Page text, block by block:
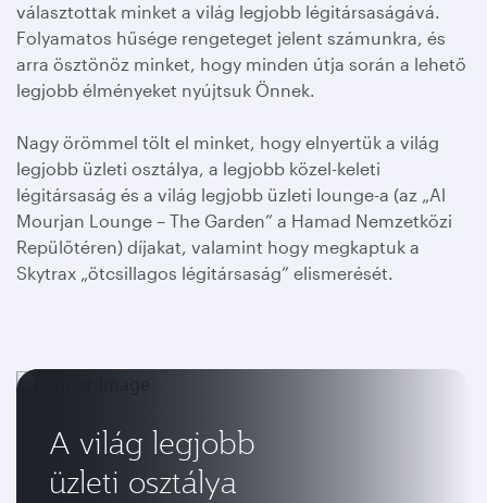
választottak minket a világ legjobb légitársaságává.
Folyamatos hűsége rengeteget jelent számunkra, és
arra ösztönöz minket, hogy minden útja során a lehető
legjobb élményeket nyújtsuk Önnek.
Nagy örömmel tölt el minket, hogy elnyertük a világ
legjobb üzleti osztálya, a legjobb közel-keleti
légitársaság és a világ legjobb üzleti lounge-a (az „Al
Mourjan Lounge – The Garden” a Hamad Nemzetközi
Repülőtéren) díjakat, valamint hogy megkaptuk a
Skytrax „ötcsillagos légitársaság” elismerését.
A világ legjobb
üzleti osztálya